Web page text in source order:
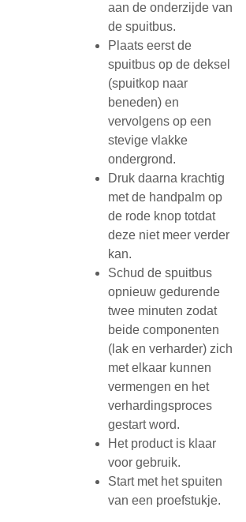
aan de onderzijde van
de spuitbus.
Plaats eerst de
spuitbus op de deksel
(spuitkop naar
beneden) en
vervolgens op een
stevige vlakke
ondergrond.
Druk daarna krachtig
met de handpalm op
de rode knop totdat
deze niet meer verder
kan.
Schud de spuitbus
opnieuw gedurende
twee minuten zodat
beide componenten
(lak en verharder) zich
met elkaar kunnen
vermengen en het
verhardingsproces
gestart word.
Het product is klaar
voor gebruik.
Start met het spuiten
van een proefstukje.